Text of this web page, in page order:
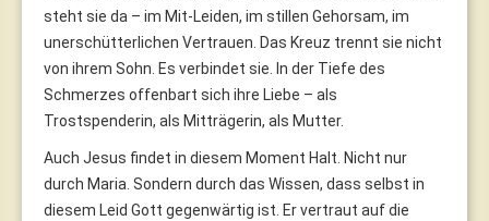
steht sie da – im Mit-Leiden, im stillen Gehorsam, im
unerschütterlichen Vertrauen. Das Kreuz trennt sie nicht
von ihrem Sohn. Es verbindet sie. In der Tiefe des
Schmerzes offenbart sich ihre Liebe – als
Trostspenderin, als Mitträgerin, als Mutter.
Auch Jesus findet in diesem Moment Halt. Nicht nur
durch Maria. Sondern durch das Wissen, dass selbst in
diesem Leid Gott gegenwärtig ist. Er vertraut auf die